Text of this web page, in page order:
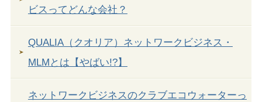
ビスってどんな会社？
QUALIA（クオリア）ネットワークビジネス・
MLMとは【やばい!?】
ネットワークビジネスのクラブエコウォーターっ